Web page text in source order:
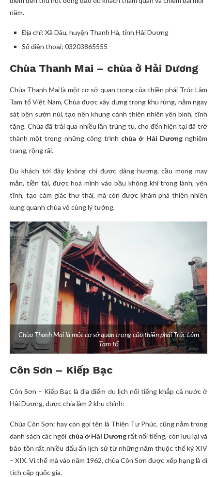
năm.
Địa chỉ: Xã Dâu, huyện Thanh Hà, tỉnh Hải Dương
Số điện thoại: 03203865555
Chùa Thanh Mai – chùa ở Hải Dương
Chùa Thanh Mai là một cơ sở quan trọng của thiền phái Trúc Lâm
Tam tổ Việt Nam, Chùa được xây dựng trong khu rừng, nằm ngay
sát bên sườn núi, tạo nên khung cảnh thiên nhiên yên bình, tĩnh
tặng. Chùa đã trải qua nhiều lần trùng tu, cho đến hiện tại đã trở
thành một trong những công trình chùa ở Hải Dươngnghiêm
trang, rộng rãi.
Du khách tới đây không chỉ được dâng hương, cầu mong may
mắn, tiền tài, được hoà mình vào bầu không khí trong lành, yên
tĩnh, tạo cảm giác thư thái, mà còn được khám phá thiên nhiên
xung quanh chùa vô cùng lý tưởng.
Chùa Thanh Mai là một cơ sở quan trọng của thiền phái Trúc Lâm
Tam tổ
Côn Sơn – Kiếp Bạc
Côn Sơn – Kiếp Bạc là địa điểm du lịch nổi tiếng khắp cả nước ở
Hải Dương, được chia làm 2 khu chính:
Chùa Côn Sơn: hay còn gọi tên là Thiên Tư Phúc, cũng nằm trong
danh sách các ngôi chùa ở Hải Dươngrất nổi tiếng, còn lưu lại và
bảo tồn rất nhiều dấu ấn lịch sử từ những năm thuộc thế kỷ XIV
– XIX. Vì thế mà vào năm 1962, chùa Côn Sơn được xếp hạng là di
tích cấp quốc gia.